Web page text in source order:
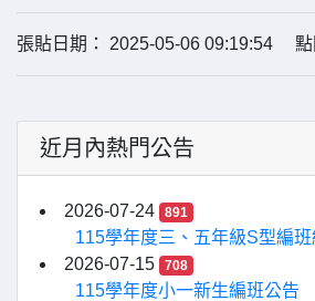
張貼日期： 2025-05-06 09:19:54 點
近月內熱門公告
2026-07-24 891
115學年度三、五年級S型編
2026-07-15
708
115學年度小一新生編班公告